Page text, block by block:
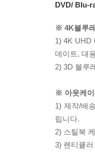
DVD/ Blu-
※ 4K블루
1) 4K UHD
데이트, 대
2) 3D 블루
※ 아웃케이
1) 제작/배
립니다.
2) 스틸북
3) 렌티큘